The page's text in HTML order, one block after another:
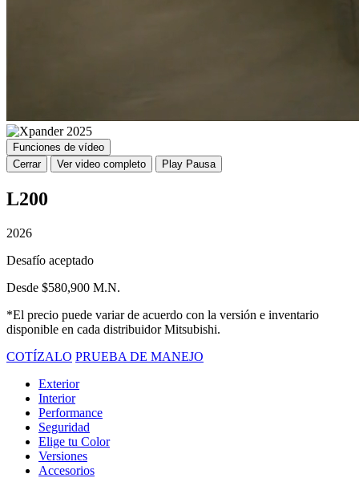
Funciones de vídeo
Cerrar
Ver video completo Play Pausa
L200
2026
Desafío aceptado
Desde $580,900 M.N.
*El precio puede variar de acuerdo con la versión e inventario
disponible en cada distribuidor Mitsubishi.
COTÍZALO PRUEBA DE MANEJO
Exterior
Interior
Performance
Seguridad
Elige tu Color
Versiones
Accesorios